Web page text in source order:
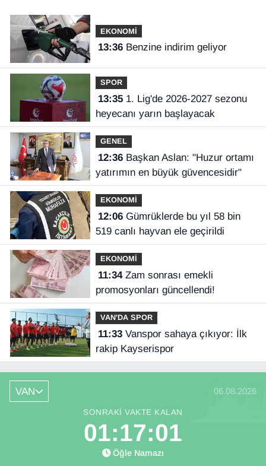
EKONOMİ
13:36 Benzine indirim geliyor
SPOR
13:351. Lig'de 2026-2027 sezonu
heyecanı yarın başlayacak
GENEL
12:36Başkan Aslan: "Huzur ortamı
yatırımın en büyük güvencesidir"
EKONOMİ
12:06Gümrüklerde bu yıl 58 bin
519 canlı hayvan ele geçirildi
EKONOMİ
11:34Zam sonrası emekli
promosyonları güncellendi!
VAN'DA SPOR
11:33Vanspor sahaya çıkıyor: İlk
rakip Kayserispor
VAN 06.08.2026
SONRAKI VAKTE KALAN
01:17:00
Öğle Namazı